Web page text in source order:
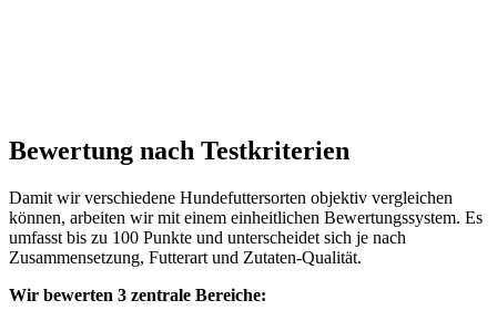
Bewertung nach Testkriterien
Damit wir verschiedene Hundefuttersorten objektiv vergleichen
können, arbeiten wir mit einem einheitlichen Bewertungssystem. Es
umfasst bis zu 100 Punkte und unterscheidet sich je nach
Zusammensetzung, Futterart und Zutaten-Qualität.
Wir bewerten 3 zentrale Bereiche: